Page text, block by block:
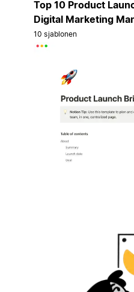
Top 10 Product
Digital Marketing
10 sjablonen